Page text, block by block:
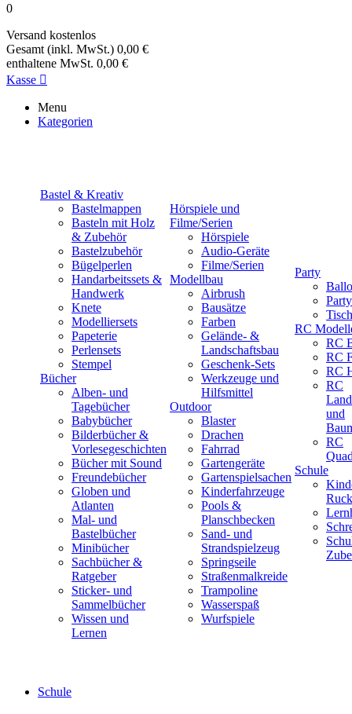
0
Versand kostenlos
Gesamt (inkl. MwSt.) 0,00 €
enthaltene MwSt. 0,00 €
Kasse 
Menu
Kategorien
Bastel & Kreativ
Bastelmappen
Basteln mit Holz
& Zubehör
Bastelzubehör
Bügelperlen
Handarbeitssets &
Handwerk
Knete
Modelliersets
Papeterie
Perlensets
Stempel
Bücher
Alben- und
Tagebücher
Babybücher
Bilderbücher &
Vorlesegeschichten
Bücher mit Sound
Freundebücher
Globen und
Atlanten
Mal- und
Bastelbücher
Minibücher
Sachbücher &
Ratgeber
Sticker- und
Sammelbücher
Wissen und
Lernen
Hörspiele und
Filme/Serien
Hörspiele
Audio-Geräte
Filme/Serien
Modellbau
Airbrush
Bausätze
Farben
Gelände- &
Landschaftsbau
Geschenk-Sets
Werkzeuge und
Hilfsmittel
Outdoor
Blaster
Drachen
Fahrrad
Gartengeräte
Gartenspielsachen
Kinderfahrzeuge
Pools &
Planschbecken
Sand- und
Strandspielzeug
Springseile
Straßenmalkreide
Trampoline
Wasserspaß
Wurfspiele
Party
RC
RC
RC
RC
RC
und
RC
Schule
Schule